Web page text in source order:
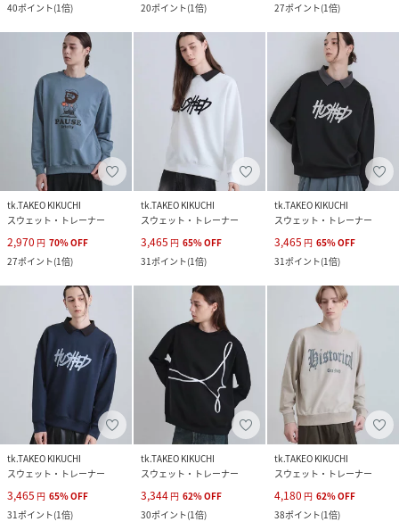
40ポイント(1倍)
20ポイント(1倍)
27ポイント(1倍)
tk.TAKEO KIKUCHI
スウェット・トレーナー
2,970 円 70%OFF
27ポイント(1倍)
tk.TAKEO KIKUCHI
スウェット・トレーナー
3,465 円 65%OFF
31ポイント(1倍)
tk.TAKEO KIKUCHI
スウェット・トレーナー
3,465 円 65%OFF
31ポイント(1倍)
tk.TAKEO KIKUCHI
スウェット・トレーナー
3,465 円 65%OFF
31ポイント(1倍)
tk.TAKEO KIKUCHI
スウェット・トレーナー
3,344 円 62%OFF
30ポイント(1倍)
tk.TAKEO KIKUCHI
スウェット・トレーナー
4,180 円 62%OFF
38ポイント(1倍)